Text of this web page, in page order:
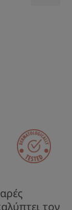
τον